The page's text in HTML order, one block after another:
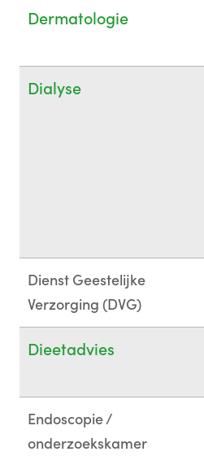
Dermatologie
Dialyse
Dienst Geestelijke
Verzorging (DVG)
Dieetadvies
Endoscopie /
onderzoekskamer